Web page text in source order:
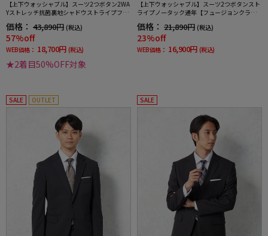
【上下ウォッシャブル】スーツ2つボタン2WA
Yストレッチ抗菌裏地シャドウストライプフュ
ージョンクラブ
価格： 43,890円 (税込)
57%off
WEB価格： 18,700円 (税込)
★2着目50%OFF対象
【上下ウォッシャブル】スーツ2つボタンスト
ライプノータック通年【フュージョンクラ
ブ】
価格： 21,890円 (税込)
23%off
WEB価格： 16,900円 (税込)
SALE OUTLET SALE